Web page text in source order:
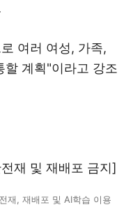
여러 여성, 가족,
할 계획"이라고 강조
재 및 재배포 금지]
, 재배포 및 AI학습 이용